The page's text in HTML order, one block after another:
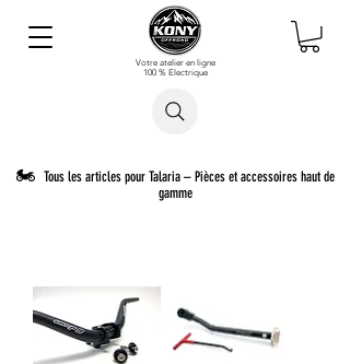
Votre atelier en ligne
100 % Electrique
🏍️ Tous les articles pour Talaria – Pièces et accessoires haut de
gamme